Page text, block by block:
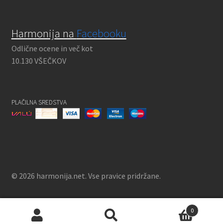
Harmonija na Facebooku
Odlične ocene in več kot
10.130 VŠEČKOV
PLAČILNA SREDSTVA
© 2026 harmonija.net. Vse pravice pridržane.
0